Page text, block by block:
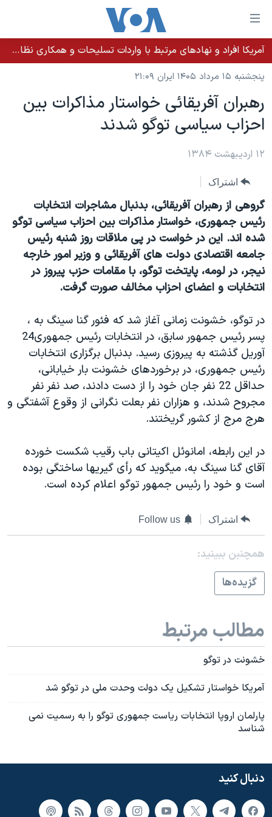
لینکهای
قابل
دسترسی
جهش
محتوای
اصلی
جهش
به
اصلی
جهش
به
جستجو
خانه
نسخه سبک وب‌سایت
موضوع ها
ایران
آمریکا
گزیده‌ها
ویژه برنامه‌ها
فرهنگ و زندگی
اقتصادی
علم و فناوری
اسرائیل در جنگ
گالری عکس
آرشیو پخش زنده
برنامه های تلویزیونی
جدول برنامه ها
صفحه‌های ویژه
عملیات خشم حماسی
۲۵۰سالگی آمریکا
بایگانی برنامه‌های تلویزیونی
مستندها
حمله جمهوری اسلامی به اسرائیل
رمز مهسا
ورزش زنان در ایران
اعتراضات زن، زندگی، آزادی
مجموعه مستندهای دادخواهی
دادگاه حمید نوری
چهل سال گروگان‌گیری
اعتراضات مردمی آبان ۹۸
همایش محافظه‌کاران آمریکا «سی‌پک»
سفر پرزیدنت ترامپ به چین
فرکانس‌های صدای آمریکا
پخش رادیویی
یادگیری زبان انگلیسی
دنبال کنید
زبانهای مختلف
آمریکا افراد و نهادهای مرتبط با واردات تسلیحات و همکاری نظامی کوبا را تحریم کرد
پنجشنبه ۱۵ مرداد ۱۴۰۵ ایران ۲۱:۰۹
رهبران آفريقائی خواستار مذاکرات بين
احزاب سياسی توگو شدند
۱۲ اردیبهشت ۱۳۸۴
اشتراک
گروهی از رهبران آفريقائی، بدنبال مشاجرات انتخابات
رئيس جمهوری، خواستار مذاکرات بين احزاب سياسی توگو
شده اند. اين در خواست در پی ملاقات روز شنبه رئيس
جامعه اقتصادی دولت های آفريقائی و وزير امور خارجه
نيجر، در لومه، پايتخت توگو، با مقامات حزب پيروز در
انتخابات و اعضای احزاب مخالف صورت گرفت.
در توگو، خشونت زمانی آغاز شد که فئور گنا سينگ به ،
پسر رئيس جمهور سابق، در انتخابات رئيس جمهوری24
آوريل گذشته به پيروزی رسيد. بدنبال برگزاری انتخابات
رئيس جمهوری، در برخوردهای خشونت بار خيابانی،
حداقل 22 نفر جان خود را از دست دادند، صد نفر نفر
مجروح شدند، و هزاران نفر بعلت نگرانی از وقوع آشفتگی و
هرج مرج از کشور گريختند.
در اين رابطه، امانوئل اکيتانی باب رقيب شکست خورده
آقای گنا سينگ به، ميگويد که رأی گيريها ساختگی بوده
است و خود را رئيس جمهور توگو اعلام کرده است.
اشتراک Follow us
همچنبن ببینید:
گزيده‌ها
مطالب مرتبط
خشونت در توگو
آمريکا خواستار تشکيل يک دولت وحدت ملی در توگو شد
پارلمان اروپا انتخابات رياست جمهوری توگو را به رسميت نمی
شناسد
دنبال کنید